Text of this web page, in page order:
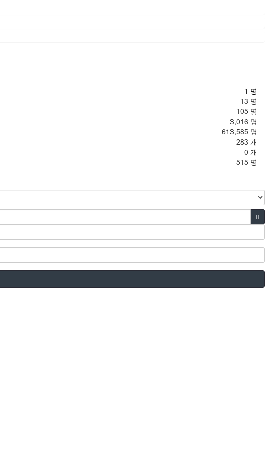
1 명
13 명
105 명
3,016 명
613,585 명
283 개
0 개
515 명